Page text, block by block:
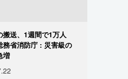
搬送、1週間で1万人
省消防庁 : 災害級の
増